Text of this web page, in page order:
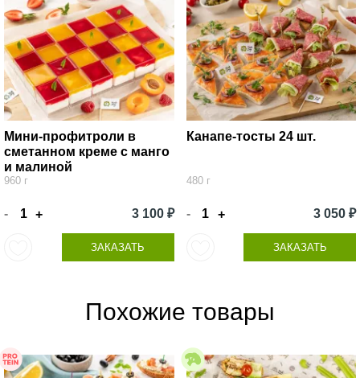
Мини-профитроли в
сметанном креме с манго
и малиной
960 г
- + 3 100 ₽
ЗАКАЗАТЬ
Канапе-тосты 24 шт.
480 г
- + 3 050 ₽
ЗАКАЗАТЬ
Похожие товары